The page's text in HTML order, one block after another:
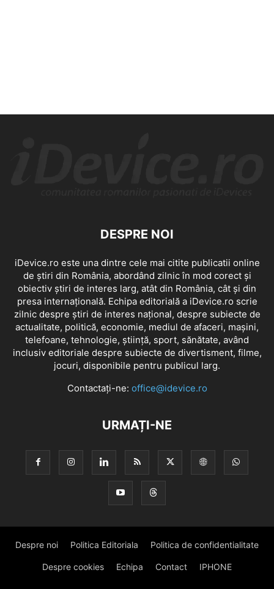
DESPRE NOI
iDevice.ro este una dintre cele mai citite publicatii online
de știri din România, abordând zilnic în mod corect și
obiectiv știri de interes larg, atât din România, cât și din
presa internațională. Echipa editorială a iDevice.ro scrie
zilnic despre știri de interes național, despre subiecte de
actualitate, politică, economie, mediul de afaceri, mașini,
telefoane, tehnologie, știință, sport, sănătate, având
inclusiv editoriale despre subiecte de divertisment, filme,
jocuri, disponibile pentru publicul larg.
Contactați-ne: office@idevice.ro
URMAȚI-NE
Despre noi Politica Editoriala Politica de confidentialitate
Despre cookies Echipa Contact IPHONE